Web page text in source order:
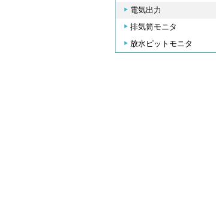
電気出力
排気筒モニタ
放水ピットモニタ